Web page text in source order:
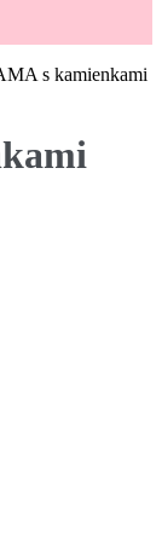
s kamienkami